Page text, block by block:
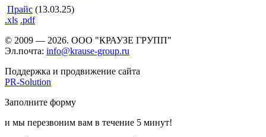
Прайс (13.03.25)
.xls .pdf
© 2009 — 2026. ООО "КРАУЗЕ ГРУПП"
Эл.почта: info@krause-group.ru
Поддержка и продвижение сайта
PR-Solution
Заполните форму
и мы перезвоним вам в течение 5 минут!